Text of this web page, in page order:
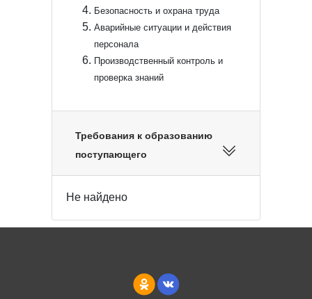
Безопасность и охрана труда
Аварийные ситуации и действия
персонала
Производственный контроль и
проверка знаний
Требования к образованию
поступающего
Не найдено